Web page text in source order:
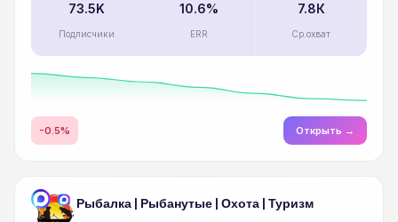
73.5K
Подписчики
10.6%
ERR
7.8К
Ср.охват
-0.5% Открыть →
Рыбалка | Рыбанутые | Охота | Туризм